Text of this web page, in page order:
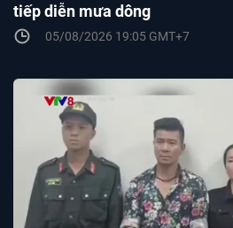
tiếp diễn mưa dông
05/08/2026 19:05 GMT+7